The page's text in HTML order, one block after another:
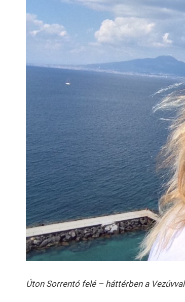
Úton Sorrentó felé – háttérben a Vezúvval